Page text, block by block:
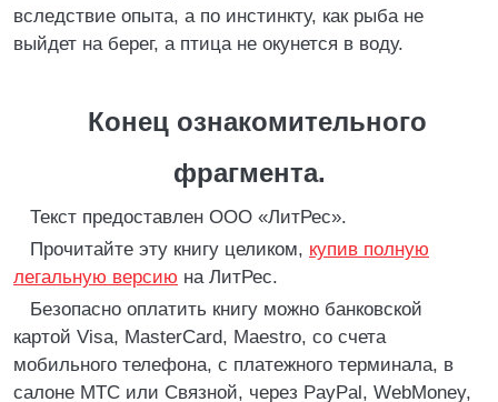
вследствие опыта, а по инстинкту, как рыба не
выйдет на берег, а птица не окунется в воду.
Конец ознакомительного
фрагмента.
Текст предоставлен ООО «ЛитРес».
Прочитайте эту книгу целиком, купив полную
легальную версию на ЛитРес.
Безопасно оплатить книгу можно банковской
картой Visa, MasterCard, Maestro, со счета
мобильного телефона, с платежного терминала, в
салоне МТС или Связной, через PayPal, WebMoney,